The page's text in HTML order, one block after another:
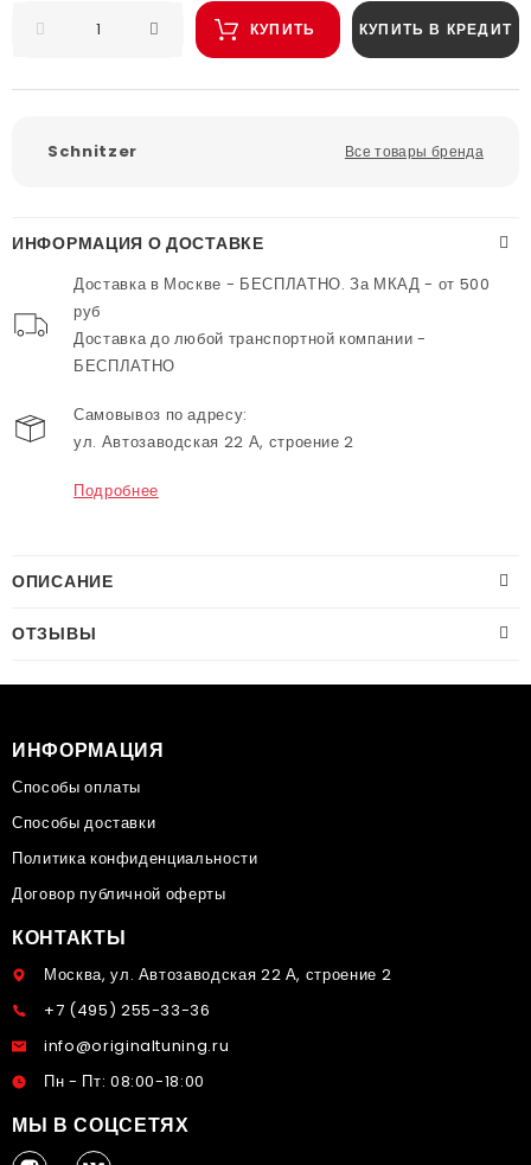
КУПИТЬ КУПИТЬ В КРЕДИТ
Schnitzer Все товары бренда
ИНФОРМАЦИЯ О ДОСТАВКЕ
Доставка в Москве - БЕСПЛАТНО. За МКАД - от 500
руб
Доставка до любой транспортной компании -
БЕСПЛАТНО
Самовывоз по адресу:
ул. Автозаводская 22 А, строение 2
Подробнее
ОПИСАНИЕ
ОТЗЫВЫ
ИНФОРМАЦИЯ
Способы оплаты
Способы доставки
Политика конфиденциальности
Договор публичной оферты
КОНТАКТЫ
Москва, ул. Автозаводская 22 А, строение 2
+7 (495) 255-33-36
info@originaltuning.ru
Пн - Пт: 08:00-18:00
МЫ В СОЦСЕТЯХ